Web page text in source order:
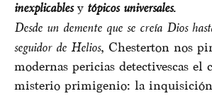
inexplicablesy tópicos universales.
Desde un demente que se creía Dios
seguidor de Helios, Chesterton nos
modernas pericias detectivescas el
misterio primigenio: la